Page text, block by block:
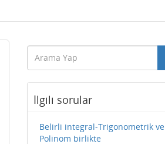
İlgili sorular
Belirli integral-Trigonometrik ve
Polinom birlikte